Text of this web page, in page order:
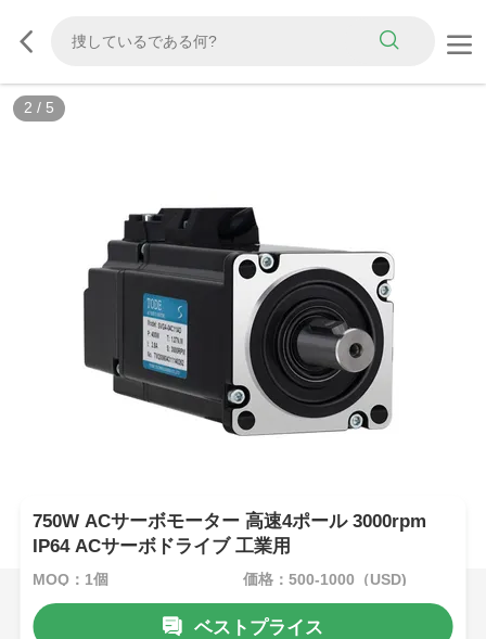
3 / 5
750W ACサーボモーター 高速4ポール 3000rpm
IP64 ACサーボドライブ 工業用
MOQ：1個 価格：500-1000（USD)
ベストプライス